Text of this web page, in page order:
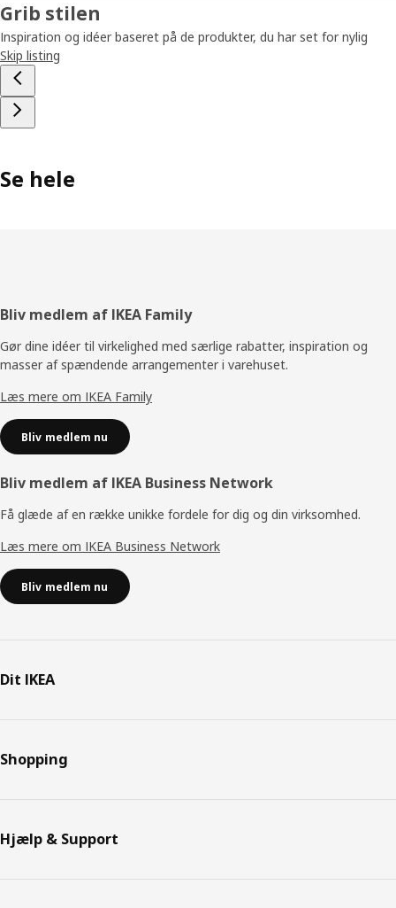
Grib stilen
Inspiration og idéer baseret på de produkter, du har set for nylig
Skip listing
Se hele
Footer
Bliv medlem af IKEA Family
Gør dine idéer til virkelighed med særlige rabatter, inspiration og
masser af spændende arrangementer i varehuset.
Læs mere om IKEA Family
Bliv medlem nu
Bliv medlem af IKEA Business Network
Få glæde af en række unikke fordele for dig og din virksomhed.
Læs mere om IKEA Business Network
Bliv medlem nu
Dit IKEA
Shopping
Hjælp & Support